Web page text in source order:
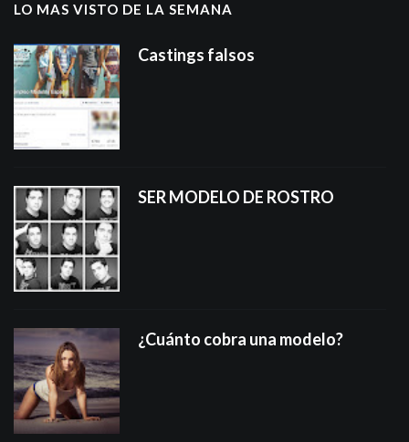
LO MAS VISTO DE LA SEMANA
Castings falsos
SER MODELO DE ROSTRO
¿Cuánto cobra una modelo?